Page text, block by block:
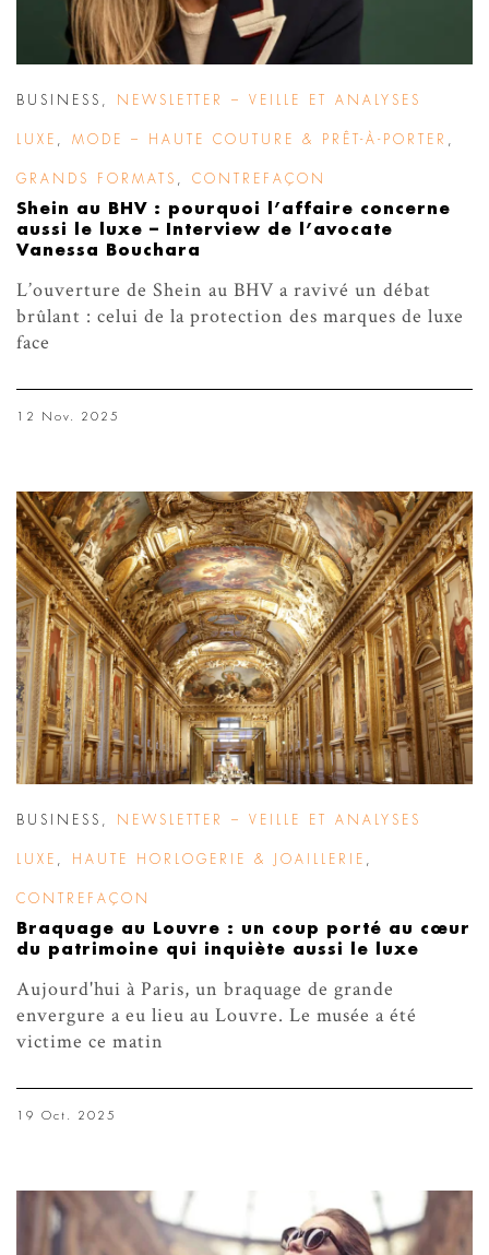
BUSINESS NEWSLETTER – VEILLE ET ANALYSES
LUXE MODE – HAUTE COUTURE & PRÊT-À-PORTER
GRANDS FORMATS CONTREFAÇON
Shein au BHV : pourquoi l’affaire concerne
aussi le luxe – Interview de l’avocate
Vanessa Bouchara
L’ouverture de Shein au BHV a ravivé un débat
brûlant : celui de la protection des marques de luxe
face
12 Nov. 2025
BUSINESS , NEWSLETTER – VEILLE ET ANALYSES
LUXE , HAUTE HORLOGERIE & JOAILLERIE ,
CONTREFAÇON
Braquage au Louvre : un coup porté au cœur
du patrimoine qui inquiète aussi le luxe
Aujourd'hui à Paris, un braquage de grande
envergure a eu lieu au Louvre. Le musée a été
victime ce matin
19 Oct. 2025